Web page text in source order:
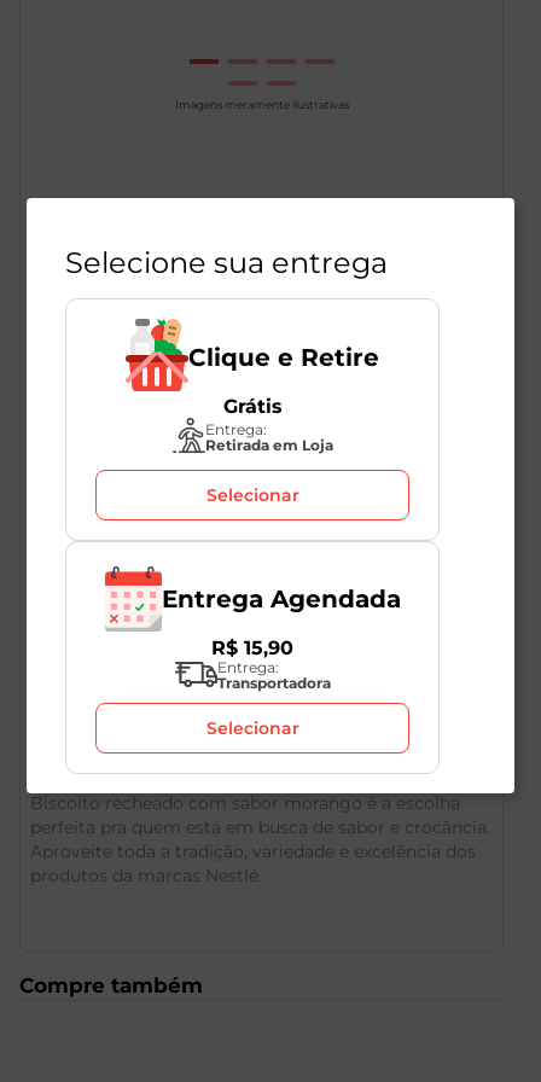
Imagens meramente ilustrativas
Negresco 90g
Unidade
Negresco
Descrição do Produto
Biscoito recheado com sabor morango é a escolha
perfeita pra quem está em busca de sabor e crocância.
Aproveite toda a tradição, variedade e excelência dos
produtos da marcas Nestlé.
Compre também
Selecione sua entrega
Clique e Retire
Grátis
Entrega:
Retirada em Loja
Selecionar
Entrega Agendada
R$ 15,90
Entrega:
Transportadora
Selecionar